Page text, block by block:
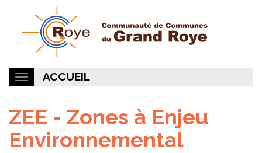
ACCUEIL
ZEE - Zones à Enjeu
Environnemental